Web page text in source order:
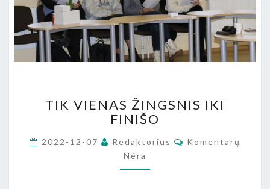
VIENAS
ŽINGSNIS
FINIŠO
TIK VIENAS ŽINGSNIS IKI
FINIŠO
2022-12-07 Redaktorius Komentarai
Komentarų
Nėra